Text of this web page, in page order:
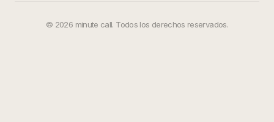
© 2026 minute call. Todos los derechos reservados.